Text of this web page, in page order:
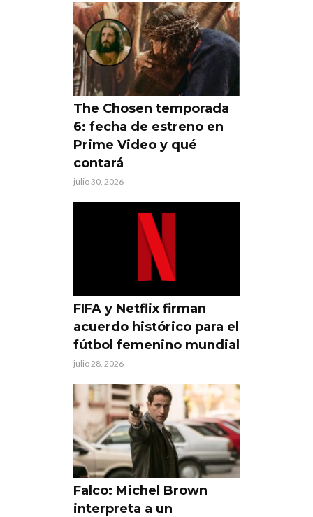
The Chosen temporada
6: fecha de estreno en
Prime Video y qué
contará
julio 30, 2026
FIFA y Netflix firman
acuerdo histórico para el
fútbol femenino mundial
julio 28, 2026
Falco: Michel Brown
interpreta a un